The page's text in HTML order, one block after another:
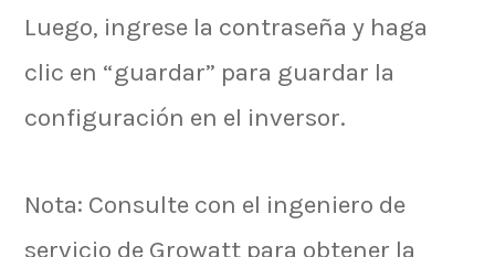
Luego, ingrese la contraseña y haga
clic en “guardar” para guardar la
configuración en el inversor.
Nota: Consulte con el ingeniero de
servicio de Growatt para obtener la